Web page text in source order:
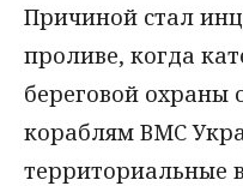
Причиной стал
проливе, когда
береговой охраны
кораблям ВМС
территориальные